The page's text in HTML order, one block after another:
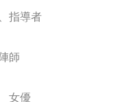
指導者
師
女優